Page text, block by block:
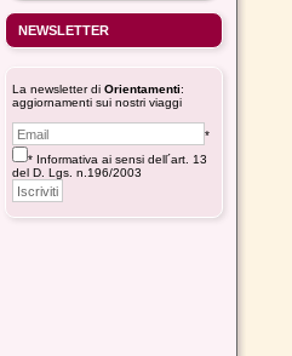
NEWSLETTER
La newsletter di Orientamenti:
aggiornamenti sui nostri viaggi
*
* Informativa ai sensi dell´art. 13
del D. Lgs. n.196/2003